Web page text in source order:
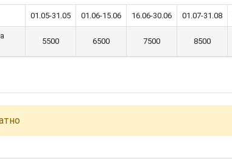
01.05-31.05 01.06-15.06 16.06-30.06 01.07-31.08
5500 6500 7500 8500